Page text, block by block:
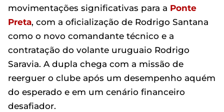
movimentações significativas para a Ponte
Preta, com a oficialização de Rodrigo Santana
como o novo comandante técnico e a
contratação do volante uruguaio Rodrigo
Saravia. A dupla chega com a missão de
reerguer o clube após um desempenho aquém
do esperado e em um cenário financeiro
desafiador.